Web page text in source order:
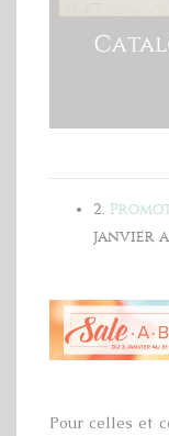
2.
janvier
Pour celles et